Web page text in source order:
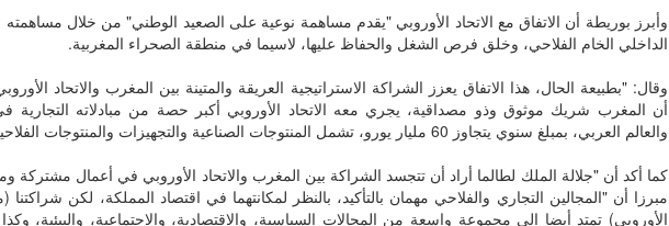
وأبرز بوريطة أن الاتفاق مع الاتحاد الأوروبي "يقدم مساهمة نوعية على الصعيد الوطني" من خلال مساهمته
الداخلي الخام الفلاحي، وخلق فرص الشغل والحفاظ عليها، لاسيما في منطقة الصحراء المغربية.
وقال: "بطبيعة الحال، هذا الاتفاق يعزز الشراكة الاستراتيجية العريقة والمتينة بين المغرب والاتحاد
أن المغرب شريك موثوق وذو مصداقية، يجري معه الاتحاد الأوروبي أكبر حصة من مبادلاته التجارية
والعالم العربي، بمبلغ سنوي يتجاوز 60 مليار يورو، تشمل المنتوجات الصناعية والتجهيزات والمنتوجات الفلاحية.
كما أكد أن "جلالة الملك لطالما أراد أن تتجسد الشراكة بين المغرب والاتحاد الأوروبي في أعمال مشتركة
مبرزا أن "المجالين التجاري والفلاحي مهمان بالتأكيد، بالنظر لمكانتهما في اقتصاد المملكة، لكن شراكتنا
الأوروبي) تمتد أيضا إلى مجموعة واسعة من المجالات السياسية، والاقتصادية، والاجتماعية، والبيئية،